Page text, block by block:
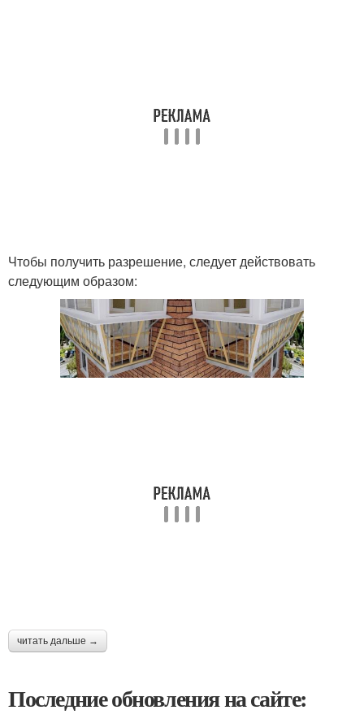
Чтобы получить разрешение, следует действовать
следующим образом:
читать дальше →
Последние обновления на сайте: